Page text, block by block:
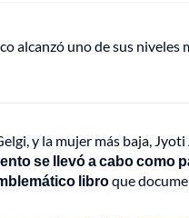
alcanzó uno de sus niveles
y la mujer más baja, Jyoti
se llevó a cabo como
libroque